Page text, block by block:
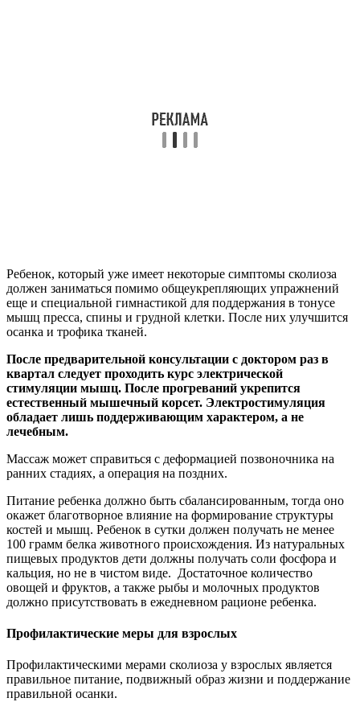
Ребенок, который уже имеет некоторые симптомы сколиоза
должен заниматься помимо общеукрепляющих упражнений
еще и специальной гимнастикой для поддержания в тонусе
мышц пресса, спины и грудной клетки. После них улучшится
осанка и трофика тканей.
После предварительной консультации с доктором раз в
квартал следует проходить курс электрической
стимуляции мышц. После прогреваний укрепится
естественный мышечный корсет. Электростимуляция
обладает лишь поддерживающим характером, а не
лечебным.
Массаж может справиться с деформацией позвоночника на
ранних стадиях, а операция на поздних.
Питание ребенка должно быть сбалансированным, тогда оно
окажет благотворное влияние на формирование структуры
костей и мышц. Ребенок в сутки должен получать не менее
100 грамм белка животного происхождения. Из натуральных
пищевых продуктов дети должны получать соли фосфора и
кальция, но не в чистом виде. Достаточное количество
овощей и фруктов, а также рыбы и молочных продуктов
должно присутствовать в ежедневном рационе ребенка.
Профилактические меры для взрослых
Профилактическими мерами сколиоза у взрослых является
правильное питание, подвижный образ жизни и поддержание
правильной осанки.